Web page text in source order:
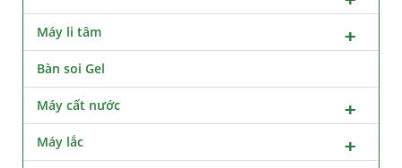
Máy li tâm
Bàn soi Gel
Máy cất nước
Máy lắc